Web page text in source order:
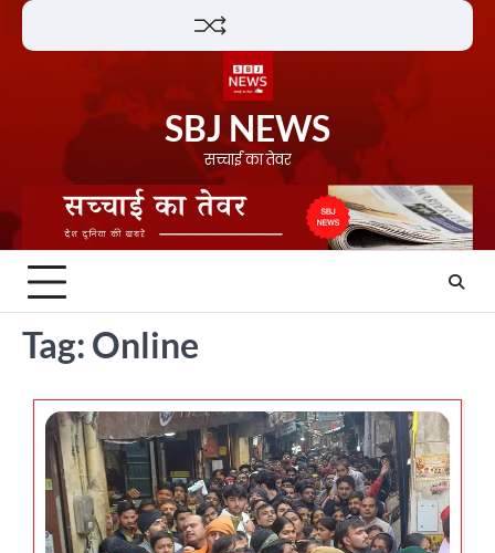
Skip
SBJ NEWS
सच्चाई का तेवर
Tag: Online